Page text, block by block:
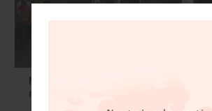
Mercedes-Benz Autobuses, el
ruta turística a Tequila, Jalisco